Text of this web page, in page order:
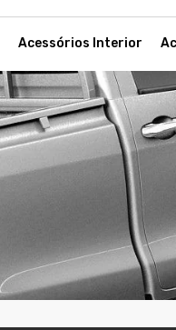
Acessórios Interior